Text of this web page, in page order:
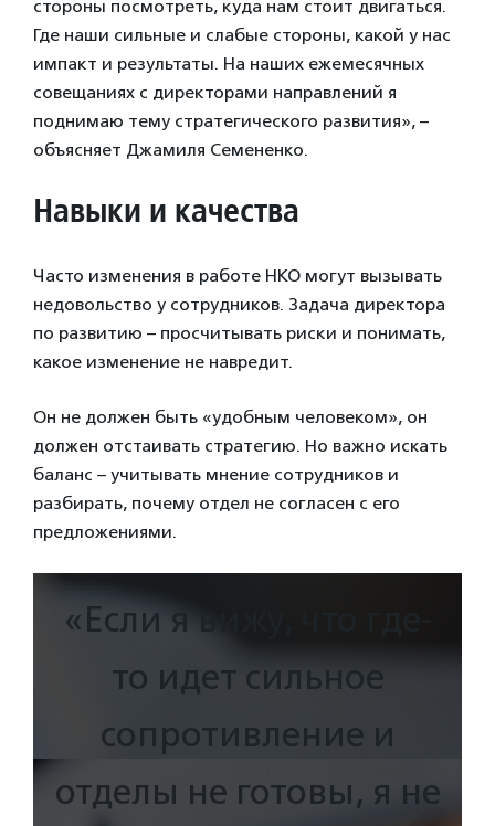
стороны посмотреть, куда нам стоит двигаться.
Где наши сильные и слабые стороны, какой у нас
импакт и результаты. На наших ежемесячных
совещаниях с директорами направлений я
поднимаю тему стратегического развития», –
объясняет Джамиля Семененко.
Навыки и качества
Часто изменения в работе НКО могут вызывать
недовольство у сотрудников. Задача директора
по развитию – просчитывать риски и понимать,
какое изменение не навредит.
Он не должен быть «удобным человеком», он
должен отстаивать стратегию. Но важно искать
баланс – учитывать мнение сотрудников и
разбирать, почему отдел не согласен с его
предложениями.
«Если я вижу, что где-
то идет сильное
сопротивление и
отделы не готовы, я не